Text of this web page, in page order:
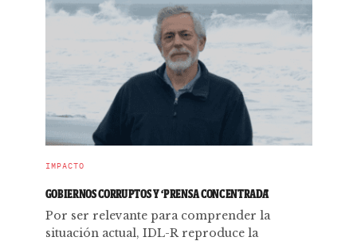
IMPACTO
GOBIERNOS CORRUPTOS Y ‘PRENSA CONCENTRADA’
Por ser relevante para comprender la
situación actual, IDL-R reproduce la